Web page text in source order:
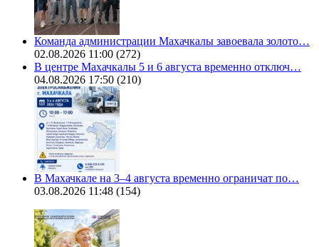
Команда администрации Махачкалы завоевала золото…
02.08.2026 11:00 (272)
В центре Махачкалы 5 и 6 августа временно отключ…
04.08.2026 17:50 (210)
В Махачкале на 3–4 августа временно ограничат по…
03.08.2026 11:48 (154)